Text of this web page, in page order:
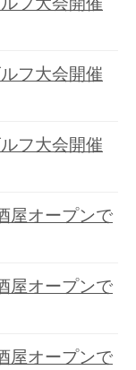
フ大会開催
フ大会開催
屋オープンで
屋オープンで
屋オープンで